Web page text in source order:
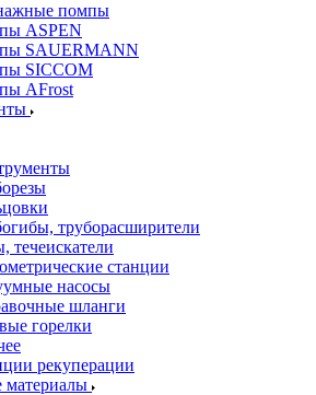
помпы
ASPEN
SAUERMANN
SICCOM
AFrost
труборасширители
течеискатели
станции
насосы
шланги
горелки
рекуперации
материалы